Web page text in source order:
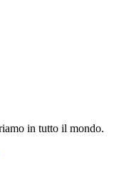
in tutto il mondo.